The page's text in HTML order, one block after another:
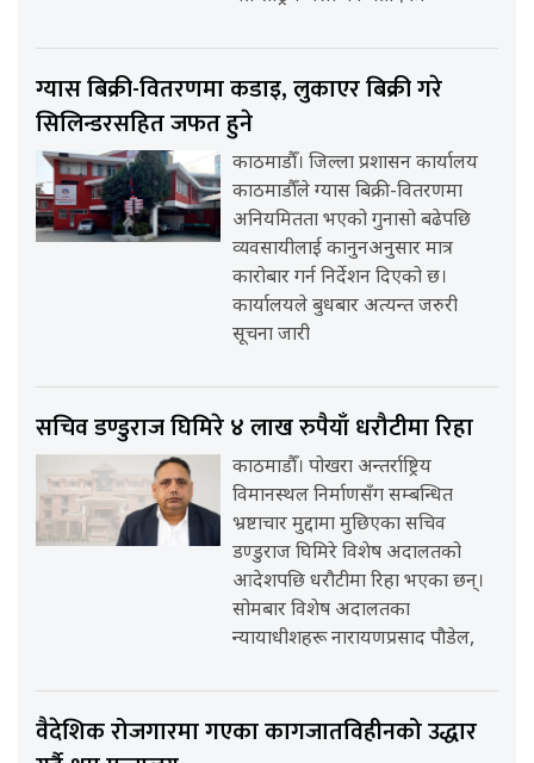
ग्यास बिक्री-वितरणमा कडाइ, लुकाएर बिक्री गरे
सिलिन्डरसहित जफत हुने
काठमाडौँ। जिल्ला प्रशासन कार्यालय
काठमाडौँले ग्यास बिक्री-वितरणमा
अनियमितता भएको गुनासो बढेपछि
व्यवसायीलाई कानुनअनुसार मात्र
कारोबार गर्न निर्देशन दिएको छ।
कार्यालयले बुधबार अत्यन्त जरुरी
सूचना जारी
सचिव डण्डुराज घिमिरे ४ लाख रुपैयाँ धरौटीमा रिहा
काठमाडौँ। पोखरा अन्तर्राष्ट्रिय
विमानस्थल निर्माणसँग सम्बन्धित
भ्रष्टाचार मुद्दामा मुछिएका सचिव
डण्डुराज घिमिरे विशेष अदालतको
आदेशपछि धरौटीमा रिहा भएका छन्।
सोमबार विशेष अदालतका
न्यायाधीशहरू नारायणप्रसाद पौडेल,
वैदेशिक रोजगारमा गएका कागजातविहीनको उद्धार